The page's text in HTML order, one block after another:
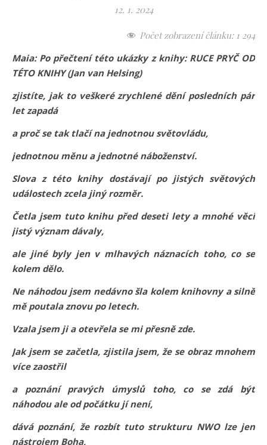
12. 1. 2024
Počet zobrazení článku: 1 294
Maia: Po přečtení této ukázky z knihy: RUCE PRYČ OD
TÉTO KNIHY (Jan van Helsing)
zjistíte, jak to veškeré zrychlené dění posledních pár
let zapadá
a proč se tak tlačí na jednotnou světovládu,
jednotnou měnu a jednotné náboženství.
Slova z této knihy dostávají po jistých světových
událostech zcela jiný rozměr.
Četla jsem tuto knihu před deseti lety a mnohé věci
jistý význam dávaly,
ale jiné byly jen v mlhavých náznacích toho, co se
kolem dělo.
Ne náhodou jsem nedávno šla kolem knihovny a silně
mě poutala znovu po letech.
Vzala jsem ji a otevřela se mi přesně zde.
Jak jsem se začetla, zjistila jsem, že se obraz mnohem
více zaostřil
a poznání pravých úmyslů toho, co se zdá být
náhodou ale od počátku jí není,
dává poznání, že rozbít tuto strukturu NWO lze jen
nástrojem Boha,